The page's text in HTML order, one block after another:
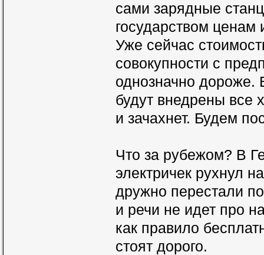
сами зарядные
государством
Уже сейчас
совокупности с
однозначно дороже.
будут внедрены все
и зачахнет. Будем
Что за рубежом? В
электричек рухнул
дружно перестали
и речи не идет про
как правило
стоят дорого.